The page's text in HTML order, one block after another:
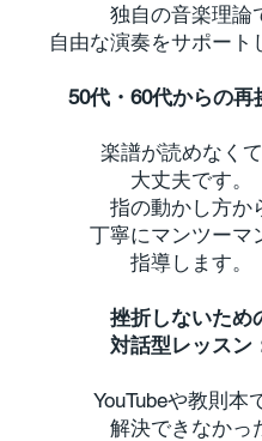
独自の音楽理論
自由な演奏をサポート
50代・60代からの再
楽譜が読めなく
大丈夫です。
指の動かし方か
丁寧にマンツーマ
指導します。
挫折しないため
対話型レッスン
YouTubeや教則本
解決できなかっ